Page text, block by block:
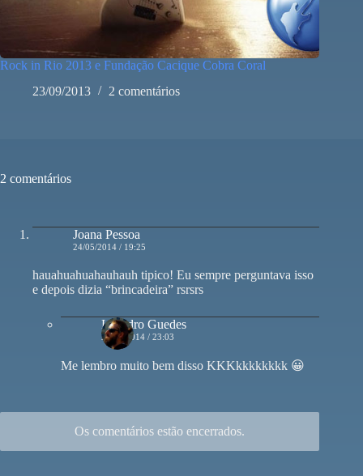
Rock in Rio 2013 e Fundação Cacique Cobra Coral
23/09/2013
2 comentários
2 comentários
Joana Pessoa
24/05/2014 / 19:25
hauahuahuahauhauh tipico! Eu sempre perguntava isso
e depois dizia “brincadeira” rsrsrs
Leandro Guedes
24/05/2014 / 23:03
Me lembro muito bem disso KKKkkkkkkkk 😀
Os comentários estão encerrados.